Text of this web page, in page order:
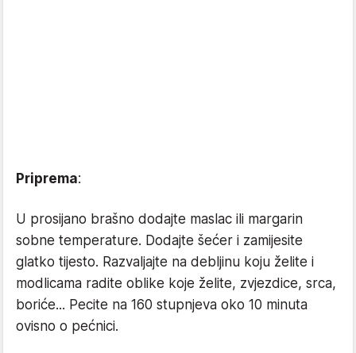
Priprema:
U prosijano brašno dodajte maslac ili margarin
sobne temperature. Dodajte šećer i zamijesite
glatko tijesto. Razvaljajte na debljinu koju želite i
modlicama radite oblike koje želite, zvjezdice, srca,
boriće... Pecite na 160 stupnjeva oko 10 minuta
ovisno o pećnici.